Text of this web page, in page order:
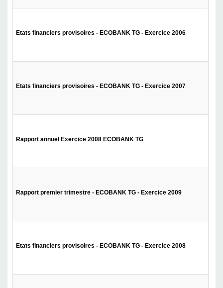
Etats financiers provisoires - ECOBANK TG - Exercice 2006
Etats financiers provisoires - ECOBANK TG - Exercice 2007
Rapport annuel Exercice 2008 ECOBANK TG
Rapport premier trimestre - ECOBANK TG - Exercice 2009
Etats financiers provisoires - ECOBANK TG - Exercice 2008